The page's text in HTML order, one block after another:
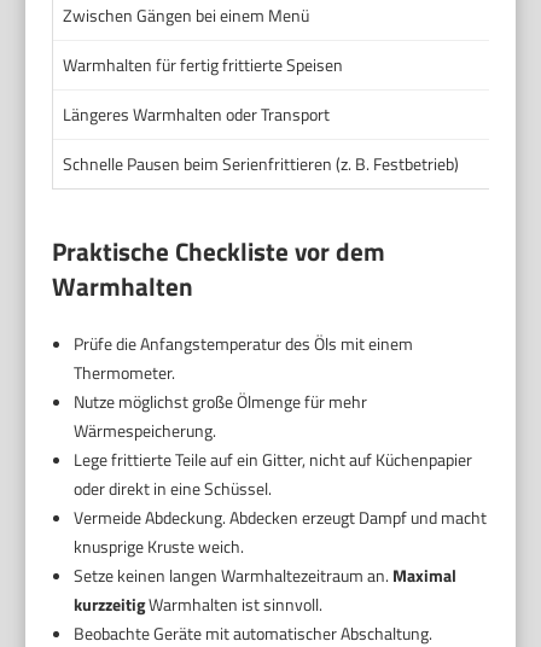
Zwischen Gängen bei einem Menü
Warmhalten für fertig frittierte Speisen
Längeres Warmhalten oder Transport
Schnelle Pausen beim Serienfrittieren (z. B. Festbetrieb)
Praktische Checkliste vor dem
Warmhalten
Prüfe die Anfangstemperatur des Öls mit einem
Thermometer.
Nutze möglichst große Ölmenge für mehr
Wärmespeicherung.
Lege frittierte Teile auf ein Gitter, nicht auf Küchenpapier
oder direkt in eine Schüssel.
Vermeide Abdeckung. Abdecken erzeugt Dampf und macht
knusprige Kruste weich.
Setze keinen langen Warmhaltezeitraum an. Maximal
kurzzeitigWarmhalten ist sinnvoll.
Beobachte Geräte mit automatischer Abschaltung.